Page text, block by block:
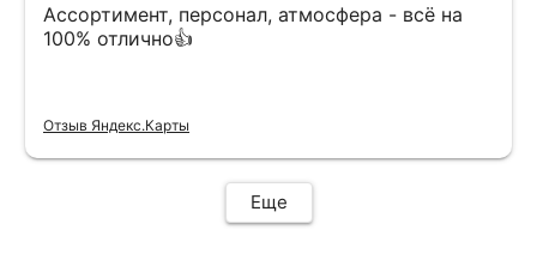
Ассортимент, персонал, атмосфера - всё на
100% отлично👍
Отзыв Яндекс.Карты
Еще